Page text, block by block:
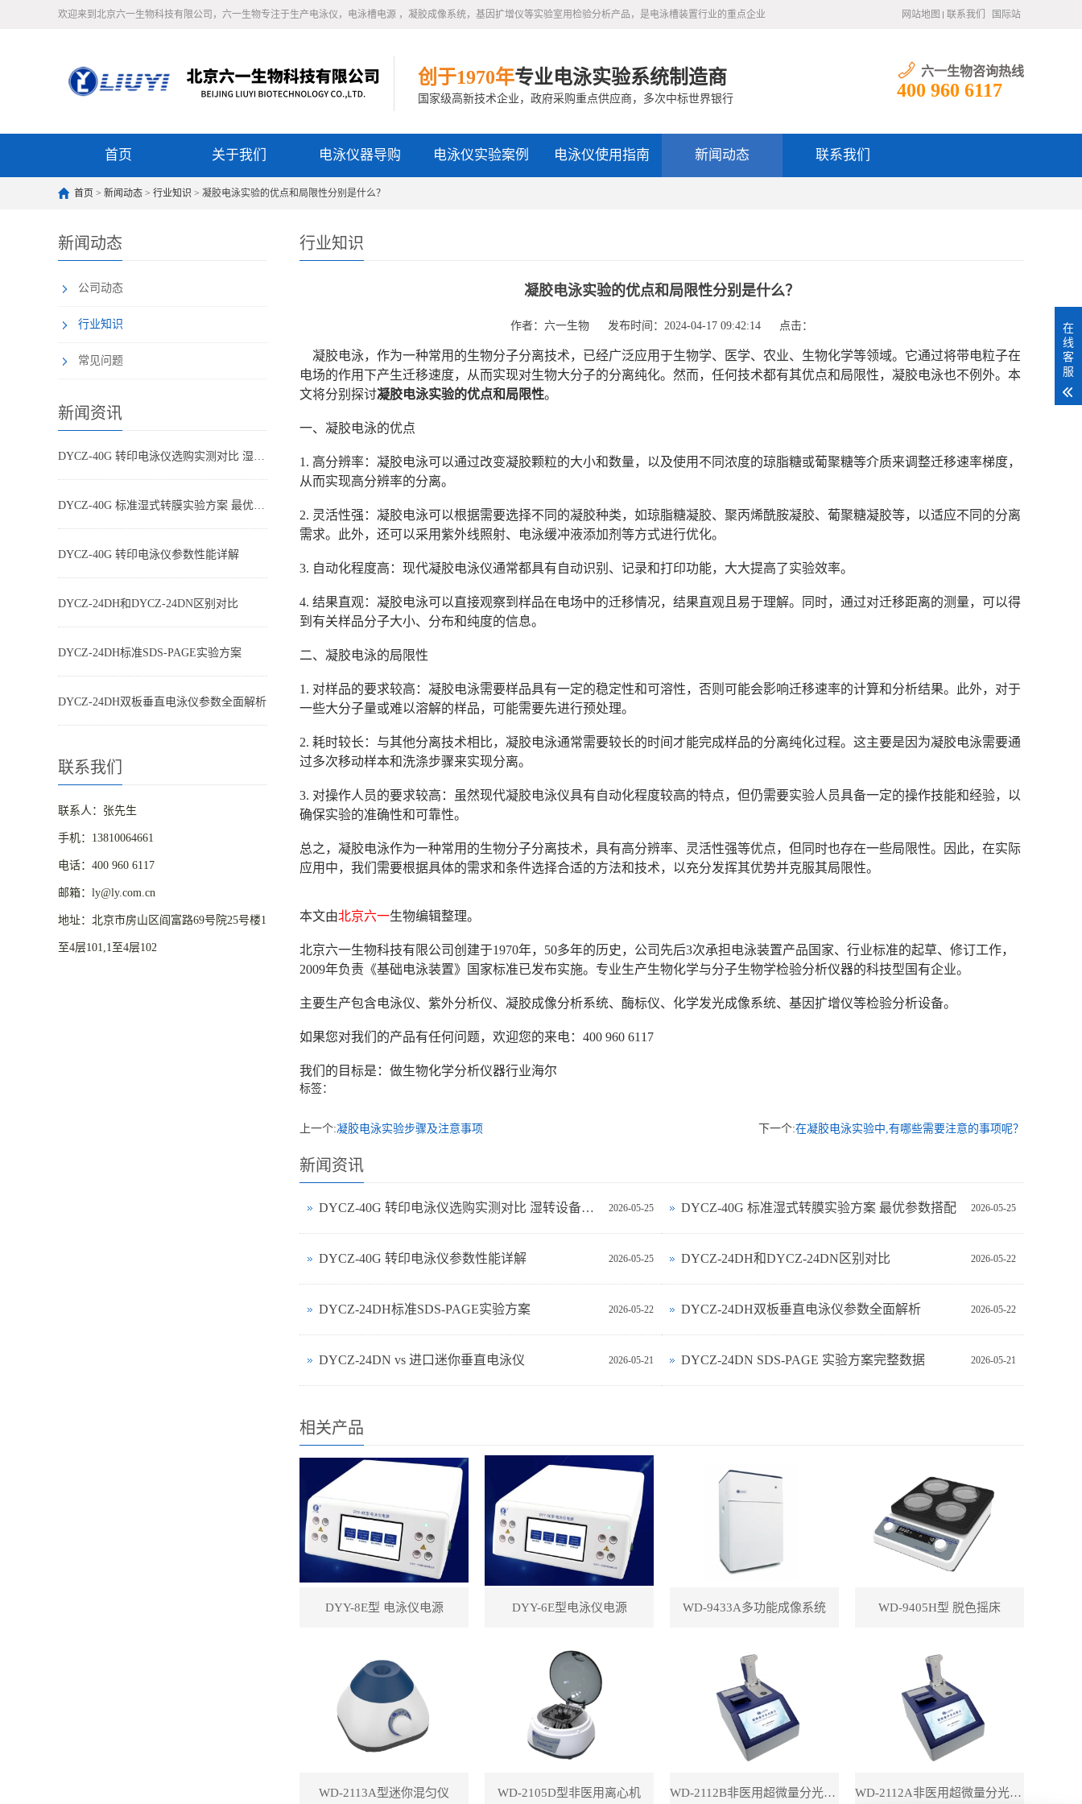
欢迎来到北京六一生物科技有限公司，六一生物专注于生产电泳仪，电泳槽电源 ，凝胶成像系统，基因扩增仪等实验室用检验分析产品，是电泳槽装置行业的重点企业 网站地图 联系我们 国际站
创于1970年专业电泳实验系统制造商
国家级高新技术企业，政府采购重点供应商，多次中标世界银行
六一生物咨询热线
400 960 6117
首页 关于我们 电泳仪器导购 电泳仪实验案例 电泳仪使用指南 新闻动态 联系我们
首页 > 新闻动态 > 行业知识 > 凝胶电泳实验的优点和局限性分别是什么？
新闻动态
公司动态
行业知识
常见问题
新闻资讯
DYCZ-40G 转印电泳仪选购实测对比 湿转设备怎么选不踩坑
DYCZ-40G 标准湿式转膜实验方案 最优参数搭配
DYCZ-40G 转印电泳仪参数性能详解
DYCZ-24DH和DYCZ-24DN区别对比
DYCZ-24DH标准SDS-PAGE实验方案
DYCZ-24DH双板垂直电泳仪参数全面解析
联系我们
联系人：张先生
手机：13810064661
电话：400 960 6117
邮箱：ly@ly.com.cn
地址：北京市房山区阎富路69号院25号楼1
至4层101,1至4层102
行业知识
凝胶电泳实验的优点和局限性分别是什么？
作者：六一生物 发布时间：2024-04-17 09:42:14 点击：
凝胶电泳，作为一种常用的生物分子分离技术，已经广泛应用于生物学、医学、农业、生物化学等领域。它通过将带电粒子在
电场的作用下产生迁移速度，从而实现对生物大分子的分离纯化。然而，任何技术都有其优点和局限性，凝胶电泳也不例外。本
文将分别探讨凝胶电泳实验的优点和局限性。
一、凝胶电泳的优点
1. 高分辨率：凝胶电泳可以通过改变凝胶颗粒的大小和数量，以及使用不同浓度的琼脂糖或葡聚糖等介质来调整迁移速率梯度，
从而实现高分辨率的分离。
2. 灵活性强：凝胶电泳可以根据需要选择不同的凝胶种类，如琼脂糖凝胶、聚丙烯酰胺凝胶、葡聚糖凝胶等，以适应不同的分离
需求。此外，还可以采用紫外线照射、电泳缓冲液添加剂等方式进行优化。
3. 自动化程度高：现代凝胶电泳仪通常都具有自动识别、记录和打印功能，大大提高了实验效率。
4. 结果直观：凝胶电泳可以直接观察到样品在电场中的迁移情况，结果直观且易于理解。同时，通过对迁移距离的测量，可以得
到有关样品分子大小、分布和纯度的信息。
二、凝胶电泳的局限性
1. 对样品的要求较高：凝胶电泳需要样品具有一定的稳定性和可溶性，否则可能会影响迁移速率的计算和分析结果。此外，对于
一些大分子量或难以溶解的样品，可能需要先进行预处理。
2. 耗时较长：与其他分离技术相比，凝胶电泳通常需要较长的时间才能完成样品的分离纯化过程。这主要是因为凝胶电泳需要通
过多次移动样本和洗涤步骤来实现分离。
3. 对操作人员的要求较高：虽然现代凝胶电泳仪具有自动化程度较高的特点，但仍需要实验人员具备一定的操作技能和经验，以
确保实验的准确性和可靠性。
总之，凝胶电泳作为一种常用的生物分子分离技术，具有高分辨率、灵活性强等优点，但同时也存在一些局限性。因此，在实际
应用中，我们需要根据具体的需求和条件选择合适的方法和技术，以充分发挥其优势并克服其局限性。
本文由北京六一生物编辑整理。
北京六一生物科技有限公司创建于1970年，50多年的历史，公司先后3次承担电泳装置产品国家、行业标准的起草、修订工作，
2009年负责《基础电泳装置》国家标准已发布实施。专业生产生物化学与分子生物学检验分析仪器的科技型国有企业。
主要生产包含电泳仪、紫外分析仪、凝胶成像分析系统、酶标仪、化学发光成像系统、基因扩增仪等检验分析设备。
如果您对我们的产品有任何问题，欢迎您的来电：400 960 6117
我们的目标是：做生物化学分析仪器行业海尔
标签：
上一个:凝胶电泳实验步骤及注意事项 下一个:在凝胶电泳实验中,有哪些需要注意的事项呢？
新闻资讯
2026-05-25
DYCZ-40G 转印电泳仪选购实测对比 湿转设备怎么选不踩坑 2026-05-25
DYCZ-40G 标准湿式转膜实验方案 最优参数搭配
2026-05-25
DYCZ-40G 转印电泳仪参数性能详解 2026-05-22
DYCZ-24DH和DYCZ-24DN区别对比
2026-05-22
DYCZ-24DH标准SDS-PAGE实验方案 2026-05-22
DYCZ-24DH双板垂直电泳仪参数全面解析
2026-05-21
DYCZ‑24DN vs 进口迷你垂直电泳仪 2026-05-21
DYCZ‑24DN SDS‑PAGE 实验方案完整数据
相关产品
DYY-8E型 电泳仪电源 DYY-6E型电泳仪电源 WD-9433A多功能成像系统 WD-9405H型 脱色摇床
WD-2113A型迷你混匀仪 WD-2105D型非医用离心机 WD-2112B非医用超微量分光光度计（带荧光） WD-2112A非医用超微量分光光度计（不带荧光）
在
线
客
服